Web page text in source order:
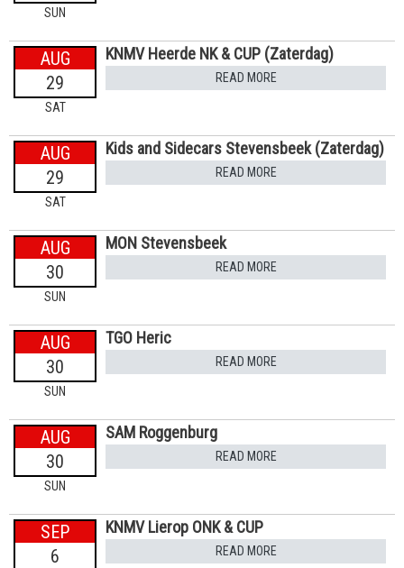
SUN
AUG
29
SAT
KNMV Heerde NK & CUP (Zaterdag)
READ MORE
AUG
29
SAT
Kids and Sidecars Stevensbeek (Zaterdag)
READ MORE
AUG
30
SUN
MON Stevensbeek
READ MORE
AUG
30
SUN
TGO Heric
READ MORE
AUG
30
SUN
SAM Roggenburg
READ MORE
SEP
6
KNMV Lierop ONK & CUP
READ MORE